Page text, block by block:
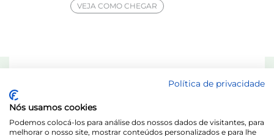
VEJA COMO CHEGAR
Responsável Técnico: Dra. Maria das Graças Elias de Assis - CRF 8713-SP
Laboratório Behring de Análises Clínicas Ltda.
Política de privacidade
Nós usamos cookies
Podemos colocá-los para análise dos nossos dados de visitantes, para
melhorar o nosso site, mostrar conteúdos personalizados e para lhe